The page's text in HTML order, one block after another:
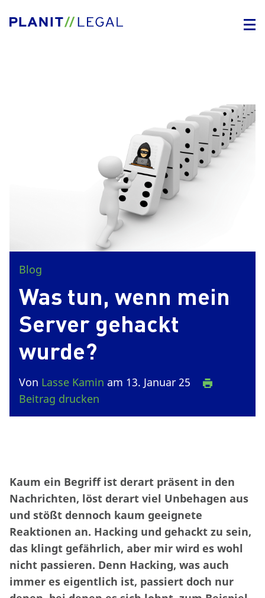
Blog
Was tun, wenn mein
Server gehackt
wurde?
Von Lasse Kamin am 13. Januar 25
Beitrag drucken
Kaum ein Begriff ist derart präsent in den
Nachrichten, löst derart viel Unbehagen aus
und stößt dennoch kaum geeignete
Reaktionen an. Hacking und gehackt zu sein,
das klingt gefährlich, aber mir wird es wohl
nicht passieren. Denn Hacking, was auch
immer es eigentlich ist, passiert doch nur